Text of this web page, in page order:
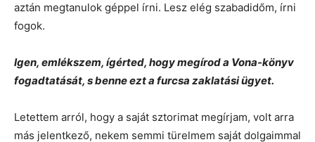
aztán megtanulok géppel írni. Lesz elég szabadidőm, írni
fogok.
Igen, emlékszem, ígérted, hogy megírod a Vona-könyv
fogadtatását, s benne ezt a furcsa zaklatási ügyet.
Letettem arról, hogy a saját sztorimat megírjam, volt arra
más jelentkező, nekem semmi türelmem saját dolgaimmal